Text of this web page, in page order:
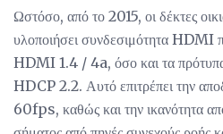
Ωστόσο, από το 2015, οι δέκτες
υλοποιήσει συνδεσιμότητα HDMI
HDMI 1.4 / 4a, όσο και τα
HDCP 2.2. Αυτό επιτρέπει την
60fps, καθώς και την ικανότητα